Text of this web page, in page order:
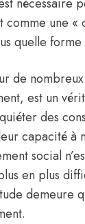
comme une
quelle
de
est un
des
capacité à
social
en plus
demeure